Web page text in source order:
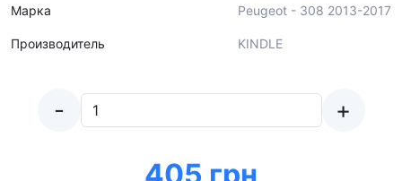
Марка
Производитель
Peugeot - 308 2013-2017
KINDLE
- +